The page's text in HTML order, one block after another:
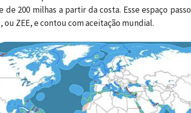
200 milhas a partir da costa. Esse espaço
, ou ZEE, e contou com aceitação mundial.